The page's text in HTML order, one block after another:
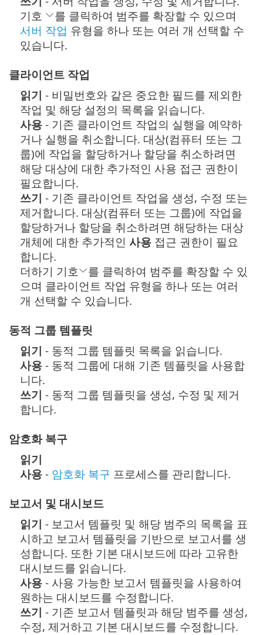
기호
를 클릭하여 범주를 확장할 수 있으며
서버 작업 유형을 하나 또는 여러 개 선택할 수
있습니다.
클라이언트 작업
읽기 - 비밀번호와 같은 중요한 필드를 제외한
작업 및 해당 설정의 목록을 읽습니다.
사용 - 기존 클라이언트 작업의 실행을 예약하
거나 실행을 취소합니다. 대상(컴퓨터 또는 그
룹)에 작업을 할당하거나 할당을 취소하려면
해당 대상에 대한 추가적인 사용 접근 권한이
필요합니다.
쓰기 - 기존 클라이언트 작업을 생성, 수정 또는
제거합니다. 대상(컴퓨터 또는 그룹)에 작업을
할당하거나 할당을 취소하려면 해당하는 대상
개체에 대한 추가적인 사용 접근 권한이 필요
합니다.
더하기 기호
를 클릭하여 범주를 확장할 수 있
으며 클라이언트 작업 유형을 하나 또는 여러
개 선택할 수 있습니다.
동적 그룹 템플릿
읽기 - 동적 그룹 템플릿 목록을 읽습니다.
사용 - 동적 그룹에 대해 기존 템플릿을 사용합
니다.
쓰기 - 동적 그룹 템플릿을 생성, 수정 및 제거
합니다.
암호화 복구
읽기
사용 - 암호화 복구 프로세스를 관리합니다.
보고서 및 대시보드
읽기 - 보고서 템플릿 및 해당 범주의 목록을 표
시하고 보고서 템플릿을 기반으로 보고서를 생
성합니다. 또한 기본 대시보드에 따라 고유한
대시보드를 읽습니다.
사용 - 사용 가능한 보고서 템플릿을 사용하여
원하는 대시보드를 수정합니다.
쓰기 - 기존 보고서 템플릿과 해당 범주를 생성,
수정, 제거하고 기본 대시보드를 수정합니다.